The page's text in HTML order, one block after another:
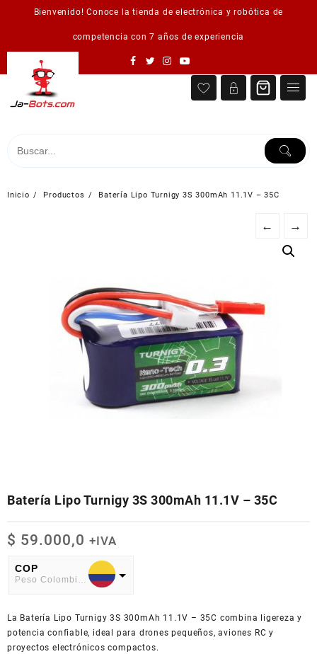
Bienvenido! Conoce la tienda de electrónica y robótica de
competencia con 7 años de experiencia
Inicio Productos Batería Lipo Turnigy 3S 300mAh 11.1V – 35C
← →
Batería Lipo Turnigy 3S 300mAh 11.1V – 35C
$ 59.000,0 +IVA
COP
Peso Colombiano
American Dollar
La Batería Lipo Turnigy 3S 300mAh 11.1V – 35C combina ligereza y
potencia confiable, ideal para drones pequeños, aviones RC y
proyectos electrónicos compactos.